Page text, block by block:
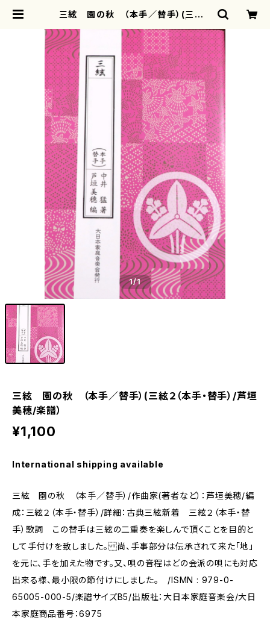
三絃 園の秋 （本手／替手）(三絃２
herearth
1/1
三絃 園の秋 （本手／替手）(三絃２（本手・替手）/芦垣
美穂/楽譜）
¥1,100
International shipping available
三絃 園の秋 （本手／替手）/作曲家(著者など）：芦垣美穂/編
成：三絃２（本手・替手）/詳細：古典三絃新着 三絃２（本手・替
手）歌詞 この替手は三絃の二重奏を楽しんで頂くことを目的と
して手付けを致しました。 尚、手事部分は伝承されて来た「地」
を元に、手を加えた物です。又、唄の音程はどの会派の唄にも対応
出来る様、最小限の節付けにしました。 /ISMN : 979-0-
65005-000-5/楽譜サイズB5/出版社：大日本家庭音楽会/大日
本家庭商品番号：6975